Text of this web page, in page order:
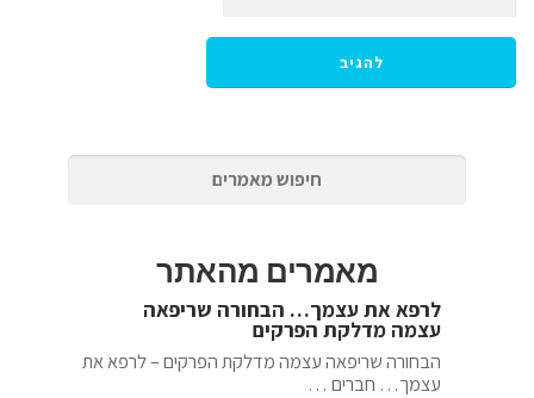
מאמרים מהאתר
לרפא את עצמך… הבחורה שריפאה
עצמה מדלקת הפרקים
הבחורה שריפאה עצמה מדלקת הפרקים – לרפא את
עצמך… חברים …